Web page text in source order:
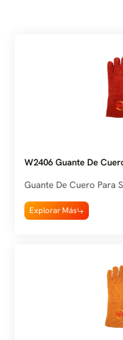
W2406 Guante De
Guante De Cuero Para
Explorar Más